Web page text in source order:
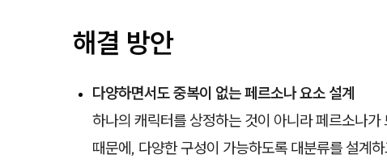
해결 방안
다양하면서도 중복이 없는 페르소나 요소 설계
하나의 캐릭터를 상정하는 것이 아니라 페르소나
때문에, 다양한 구성이 가능하도록 대분류를 설계